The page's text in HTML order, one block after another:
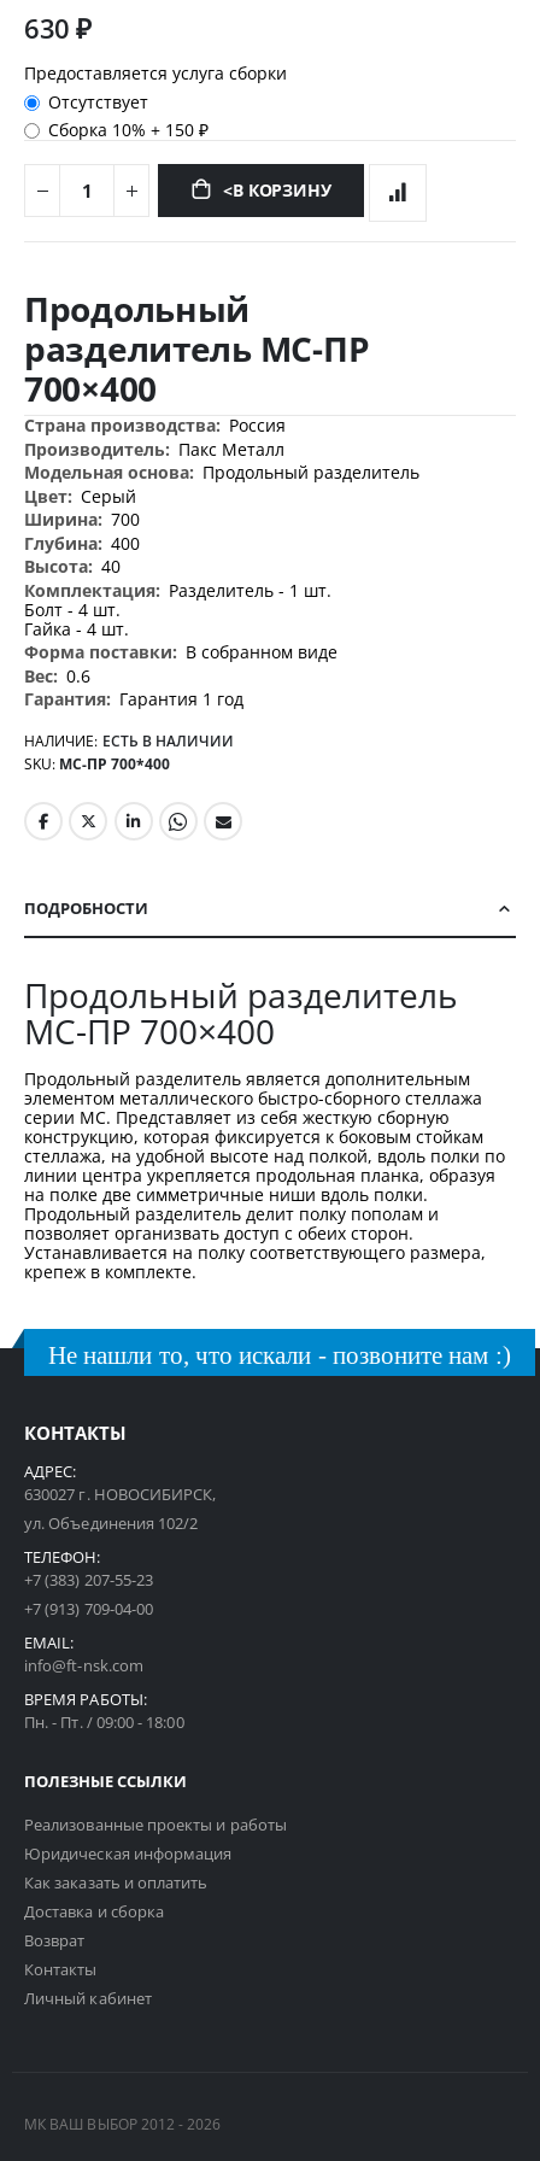
630 ₽
Предоставляется услуга сборки
Отсутствует
Сборка 10%+ 150 ₽
<В КОРЗИНУ
к
началу
галереи
изображений
Продольный
разделитель МС-ПР
700×400
Дополнительная
информация
Россия
Пакс Металл
Продольный разделитель
Серый
700
400
40
Разделитель - 1 шт.
Болт - 4 шт.
Гайка - 4 шт.
В собранном виде
0.6
Гарантия 1 год
НАЛИЧИЕ: ЕСТЬ В НАЛИЧИИ
SKU МС-ПР 700*400
ПОДРОБНОСТИ
Продольный разделитель
МС-ПР 700×400
Продольный разделитель является дополнительным
элементом металлического быстро-сборного стеллажа
серии МС. Представляет из себя жесткую сборную
конструкцию, которая фиксируется к боковым стойкам
стеллажа, на удобной высоте над полкой, вдоль полки по
линии центра укрепляется продольная планка, образуя
на полке две симметричные ниши вдоль полки.
Продольный разделитель делит полку пополам и
позволяет организвать доступ с обеих сторон.
Устанавливается на полку соответствующего размера,
крепеж в комплекте.
Не нашли то, что искали - позвоните нам :)
КОНТАКТЫ
АДРЕС:
630027 г. НОВОСИБИРСК,
ул. Объединения 102/2
ТЕЛЕФОН:
+7 (383) 207-55-23
+7 (913) 709-04-00
EMAIL:
info@ft-nsk.com
ВРЕМЯ РАБОТЫ:
Пн. - Пт. / 09:00 - 18:00
ПОЛЕЗНЫЕ ССЫЛКИ
Реализованные проекты и работы
Юридическая информация
Как заказать и оплатить
Доставка и сборка
Возврат
Контакты
Личный кабинет
МК ВАШ ВЫБОР 2012 - 2026